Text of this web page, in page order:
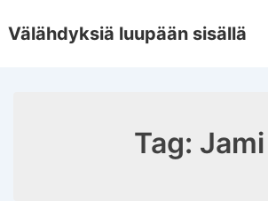
Skip
Välähdyksiä luupään sisällä
Tag: Jami